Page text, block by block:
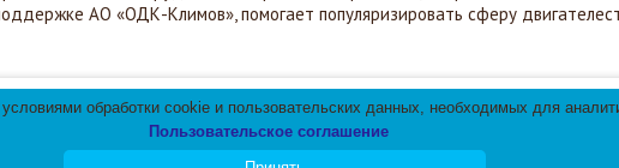
АО «ОДК-Климов», помогает популяризировать сферу
+7 (812) 417-52-72 Эл.почта:gbou617@obr.gov.spb.ru
обработки cookie и пользовательских данных, необходимых для
Пользовательское соглашение
сайта. Оставаясь на нашем сайте, вы соглашаетесь с